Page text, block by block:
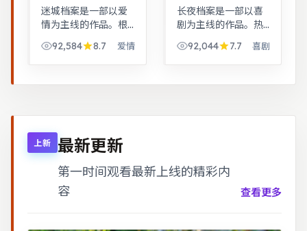
迷城档案是一部以爱
情为主线的作品。根
据真实事件改编，纪
实感强，表演克制而
富有张力。跨时空叙
92,584 8.7 爱情
长夜档案是一部以喜
剧为主线的作品。热
血与幽默并存，友情
与信念贯穿始终，适
合全家观看。武侠江
92,044 7.7 喜剧
上新 最新更新
第一时间观看最新上线的精彩内
容
查看更多